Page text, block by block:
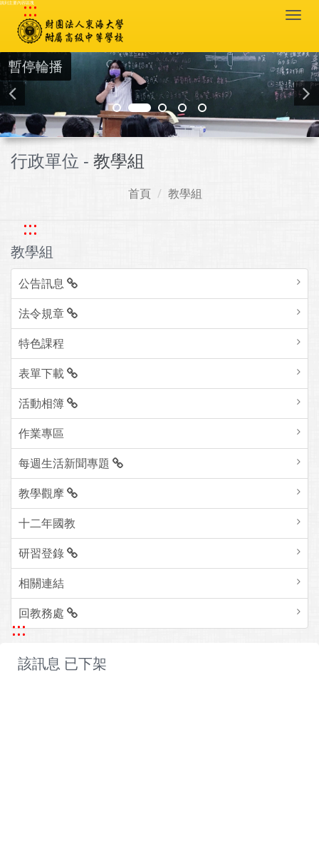
跳到主要內容區塊
:::
暫停輪播
行政單位 - 教學組
首頁 教學組
:::
教學組
公告訊息
法令規章
特色課程
表單下載
活動相簿
作業專區
每週生活新聞專題
教學觀摩
十二年國教
研習登錄
相關連結
回教務處
:::
該訊息 已下架